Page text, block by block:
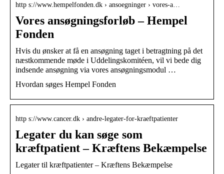
http s://www.hempelfonden.dk › ansoegninger › vores-a…
Vores ansøgningsforløb – Hempel
Fonden
Hvis du ønsker at få en ansøgning taget i betragtning på det
næstkommende møde i Uddelingskomitéen, vil vi bede dig
indsende ansøgning via vores ansøgningsmodul …
Hvordan søges Hempel Fonden
http s://www.cancer.dk › andre-legater-for-kraeftpatienter
Legater du kan søge som
kræftpatient – Kræftens Bekæmpelse
Legater til kræftpatienter – Kræftens Bekæmpelse